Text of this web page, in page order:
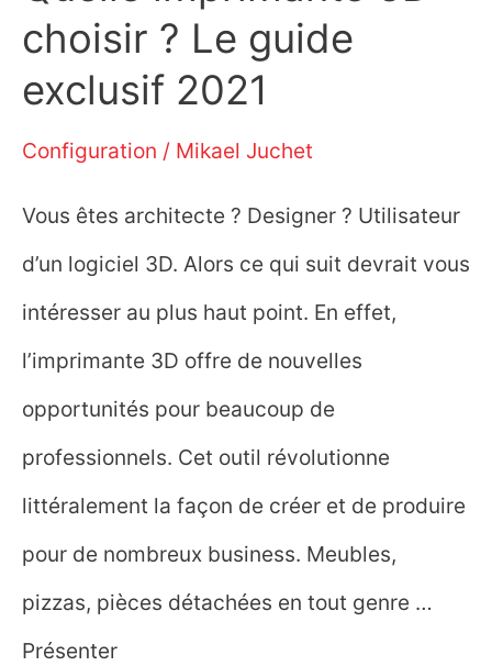
choisir ? Le guide
exclusif 2021
Configuration / Mikael Juchet
Vous êtes architecte ? Designer ? Utilisateur
d’un logiciel 3D. Alors ce qui suit devrait vous
intéresser au plus haut point. En effet,
l’imprimante 3D offre de nouvelles
opportunités pour beaucoup de
professionnels. Cet outil révolutionne
littéralement la façon de créer et de produire
pour de nombreux business. Meubles,
pizzas, pièces détachées en tout genre …
Présenter